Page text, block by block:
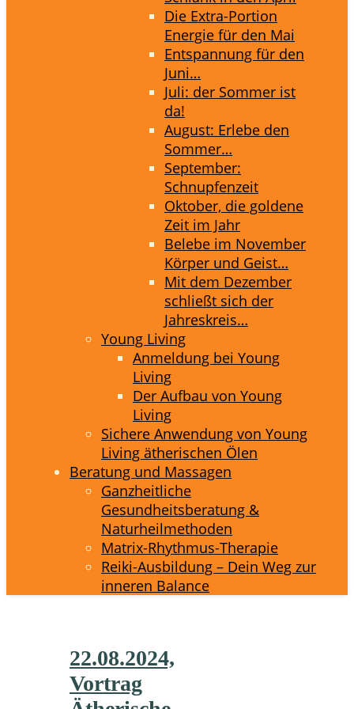
Die Extra-Portion
Energie für den Mai
Entspannung für den
Juni…
Juli: der Sommer ist
da!
August: Erlebe den
Sommer…
September:
Schnupfenzeit
Oktober, die goldene
Zeit im Jahr
Belebe im November
Körper und Geist…
Mit dem Dezember
schließt sich der
Jahreskreis…
Young Living
Anmeldung bei Young
Living
Der Aufbau von Young
Living
Sichere Anwendung von Young
Living ätherischen Ölen
Beratung und Massagen
Ganzheitliche
Gesundheitsberatung &
Naturheilmethoden
Matrix-Rhythmus-Therapie
Reiki-Ausbildung – Dein Weg zur
inneren Balance
22.08.2024,
Vortrag